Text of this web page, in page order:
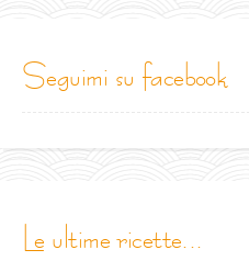
seguimi su facebook
le ultime ricette...